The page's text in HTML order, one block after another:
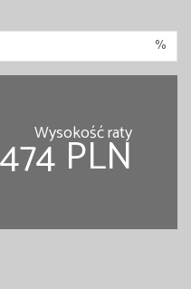
%
Wysokość raty
PLN